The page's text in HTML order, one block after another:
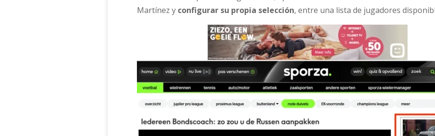
Martínez y configurar su propia selección, entre una lista de jugadores